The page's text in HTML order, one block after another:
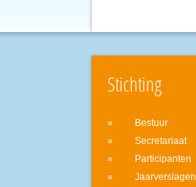
Stichting
Bestuur
Secretariaat
Participanten
Jaarverslagen